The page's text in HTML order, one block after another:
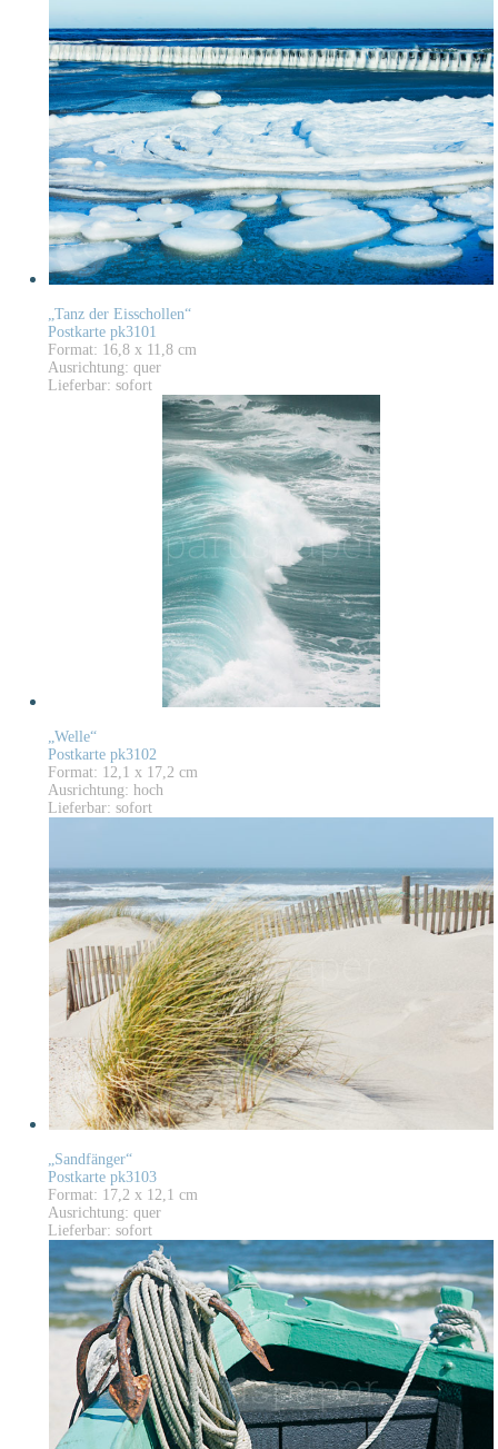
„Tanz der Eisschollen“
Postkarte pk3101
Format: 16,8 x 11,8 cm
Ausrichtung: quer
Lieferbar: sofort
„Welle“
Postkarte pk3102
Format: 12,1 x 17,2 cm
Ausrichtung: hoch
Lieferbar: sofort
„Sandfänger“
Postkarte pk3103
Format: 17,2 x 12,1 cm
Ausrichtung: quer
Lieferbar: sofort